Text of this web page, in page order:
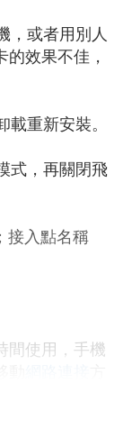
，或者用別人
效果不佳，
重新安裝。
式，再關閉飛
接入點名稱
間使用，手機